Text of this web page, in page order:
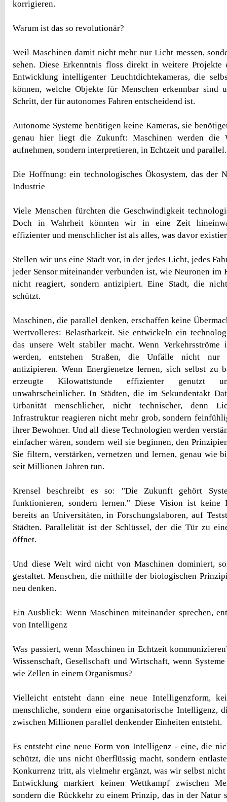
korrigieren.
Warum ist das so revolutionär?
Weil Maschinen damit nicht mehr nur Licht messen,
sehen. Diese Erkenntnis floss direkt in weitere
Entwicklung intelligenter Leuchtdichtekameras, die
können, welche Objekte für Menschen erkennbar sind
Schritt, der für autonomes Fahren entscheidend ist.
Autonome Systeme benötigen keine Kameras, sie
genau hier liegt die Zukunft: Maschinen werden die
aufnehmen, sondern interpretieren, in Echtzeit und parallel.
Die Hoffnung: ein technologisches Ökosystem, das der
Industrie
Viele Menschen fürchten die Geschwindigkeit
Doch in Wahrheit könnten wir in eine Zeit
effizienter und menschlicher ist als alles, was davor
Stellen wir uns eine Stadt vor, in der jedes Licht, jedes
jeder Sensor miteinander verbunden ist, wie Neuronen im
nicht reagiert, sondern antizipiert. Eine Stadt, die
schützt.
Maschinen, die parallel denken, erschaffen keine
Wertvolleres: Belastbarkeit. Sie entwickeln ein
das unsere Welt stabiler macht. Wenn Verkehrsströme
werden, entstehen Straßen, die Unfälle nicht nur
antizipieren. Wenn Energienetze lernen, sich selbst zu
erzeugte Kilowattstunde effizienter genutzt
unwahrscheinlicher. In Städten, die im Sekundentakt
Urbanität menschlicher, nicht technischer, denn
Infrastruktur reagieren nicht mehr grob, sondern
ihrer Bewohner. Und all diese Technologien werden
einfacher wären, sondern weil sie beginnen, den
Sie filtern, verstärken, vernetzen und lernen, genau wie
seit Millionen Jahren tun.
Krensel beschreibt es so: "Die Zukunft gehört
funktionieren, sondern lernen." Diese Vision ist keine
bereits an Universitäten, in Forschungslaboren, auf
Städten. Parallelität ist der Schlüssel, der die Tür zu
öffnet.
Und diese Welt wird nicht von Maschinen dominiert,
gestaltet. Menschen, die mithilfe der biologischen
neu denken.
Ein Ausblick: Wenn Maschinen miteinander sprechen,
von Intelligenz
Was passiert, wenn Maschinen in Echtzeit
Wissenschaft, Gesellschaft und Wirtschaft, wenn
wie Zellen in einem Organismus?
Vielleicht entsteht dann eine neue Intelligenzform,
menschliche, sondern eine organisatorische Intelligenz,
zwischen Millionen parallel denkender Einheiten entsteht.
Es entsteht eine neue Form von Intelligenz - eine, die
schützt, die uns nicht überflüssig macht, sondern
Konkurrenz tritt, als vielmehr ergänzt, was wir selbst
Entwicklung markiert keinen Wettkampf zwischen
sondern die Rückkehr zu einem Prinzip, das in der Natur